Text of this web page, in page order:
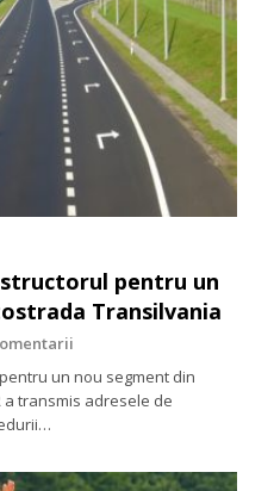
pentru un
Transilvania
un nou segment din
a transmis adresele de